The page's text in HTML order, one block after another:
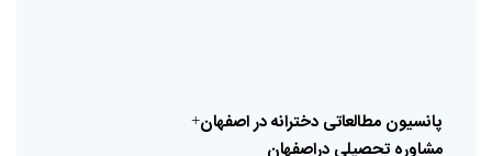
پانسیون مطالعاتی دخترانهدراصفهان+
مشاوره تحصیلی دراصفهان